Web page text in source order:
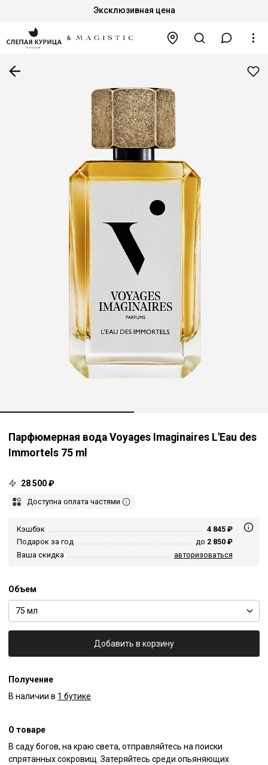
Эксклюзивная цена
Парфюмерная вода Voyages Imaginaires L'Eau des
Immortels 75 ml
28 500 ₽
Доступна оплата частями
Кэшбэк
4 845 ₽
Подарок за год
до 2 850 ₽
Ваша скидка
авторизоваться
Объем
75 мл
Добавить в корзину
Получение
В наличии в 1 бутике
О товаре
В саду богов, на краю света, отправляйтесь на поиски
спрятанных сокровищ. Затеряйтесь среди опьяняющих